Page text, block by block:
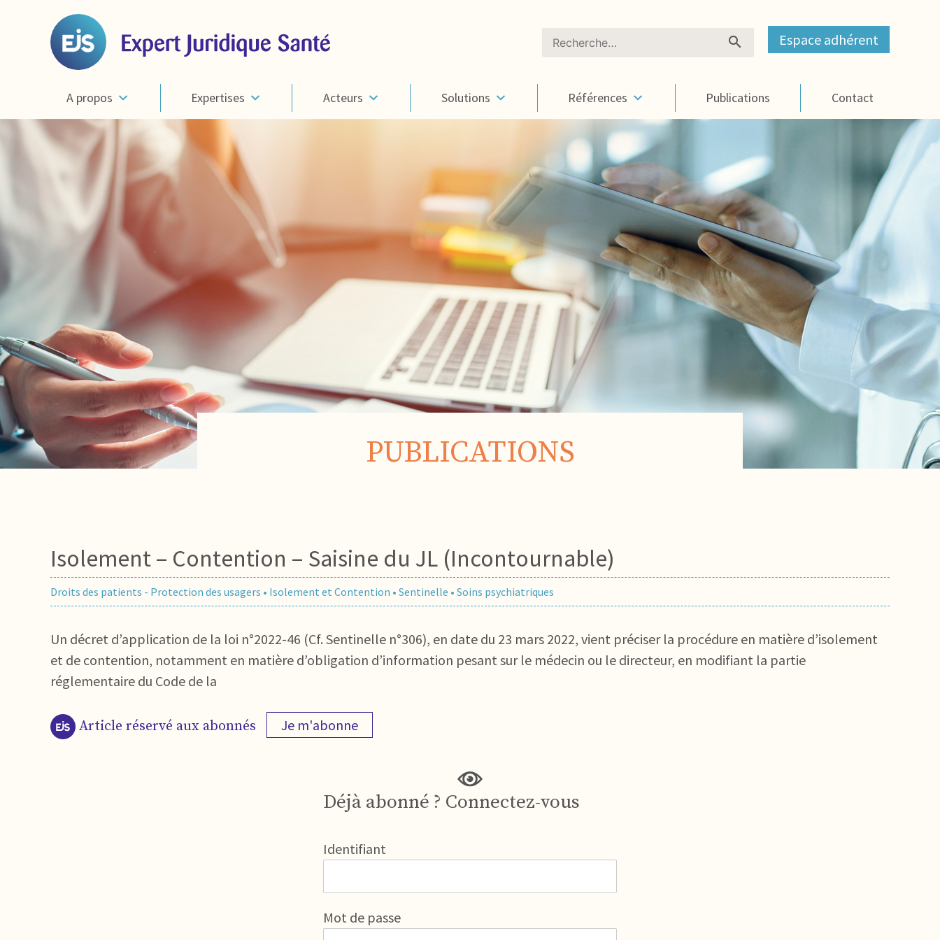
Rechercher : Espace adhérent
A propos Expertises Acteurs Solutions Références Publications Contact
PUBLICATIONS
Isolement – Contention – Saisine du JL (Incontournable)
Droits des patients - Protection des usagers • Isolement et Contention • Sentinelle • Soins psychiatriques
Un décret d’application de la loi n°2022-46 (Cf. Sentinelle n°306), en date du 23 mars 2022, vient préciser la procédure en matière d’isolement
et de contention, notamment en matière d’obligation d’information pesant sur le médecin ou le directeur, en modifiant la partie
réglementaire du Code de la
Article réservé aux abonnés Je m'abonne
Déjà abonné ? Connectez-vous
Identifiant
Mot de passe